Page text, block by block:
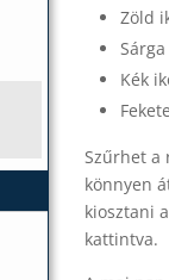
Zöld
Kék
Szűrhet a
könnyen
kiosztani
kattintva.